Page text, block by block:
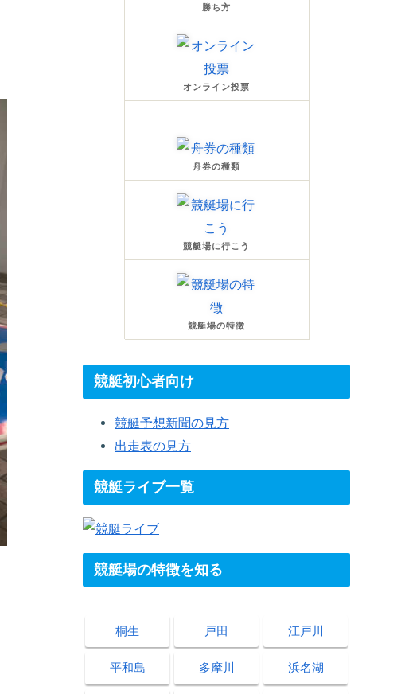
勝ち方
オンライン投票
舟券の種類
競艇場に行こう
競艇場の特徴
競艇初心者向け
競艇予想新聞の見方
出走表の見方
競艇ライブ一覧
競艇場の特徴を知る
桐生 戸田 江戸川
平和島 多摩川 浜名湖